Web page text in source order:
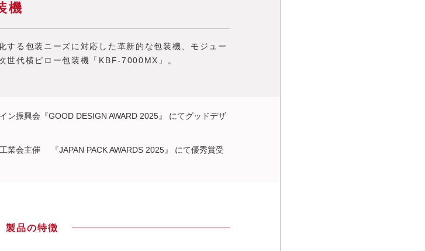
機
する包装ニーズに対応した革新的な包装機、モジュー
世代横ピロー包装機「KBF-7000MX」。
ン振興会『GOOD DESIGN AWARD 2025』 にてグッドデザ
業会主催 『JAPAN PACK AWARDS 2025』 にて優秀賞受
製品の特徴